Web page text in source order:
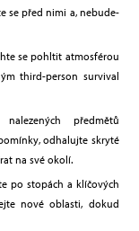
se před nimi a, nebude-
se pohltit atmosférou
third-person survival
předmětů
odhalujte skryté
na své okolí.
po stopách a klíčových
nové oblasti, dokud